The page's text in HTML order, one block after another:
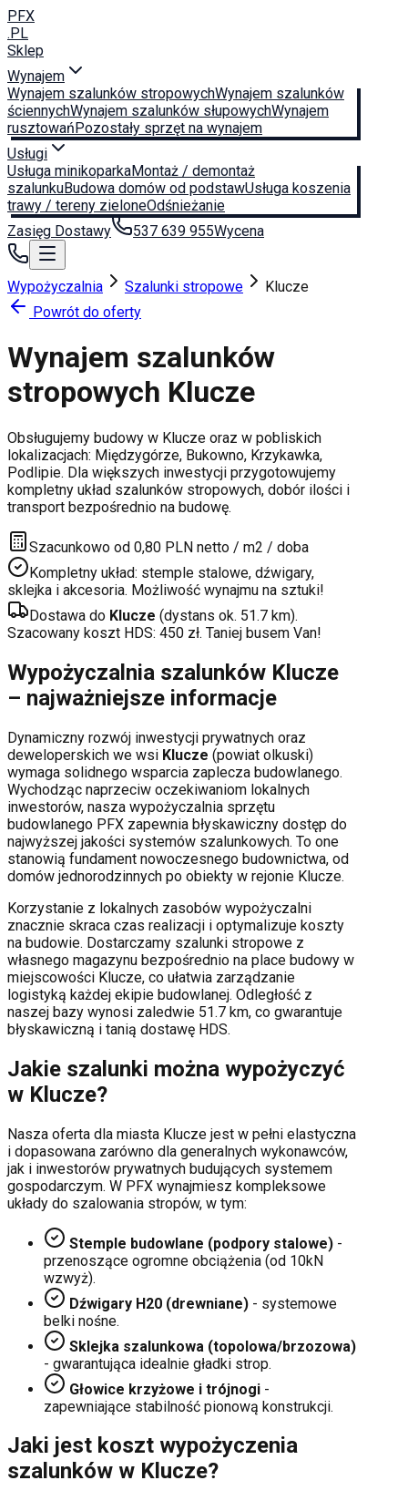
PFX
.PL
Sklep
Wynajem
Wynajem szalunków stropowychWynajem szalunków
ściennychWynajem szalunków słupowychWynajem
rusztowańPozostały sprzęt na wynajem
Usługi
Usługa minikoparkaMontaż / demontaż
szalunkuBudowa domów od podstawUsługa koszenia
trawy / tereny zieloneOdśnieżanie
Zasięg Dostawy
537 639 955Wycena
Wypożyczalnia Szalunki stropowe
Klucze
Powrót do oferty
Wynajem szalunków
stropowych Klucze
Obsługujemy budowy w Klucze oraz w pobliskich
lokalizacjach: Międzygórze, Bukowno, Krzykawka,
Podlipie. Dla większych inwestycji przygotowujemy
kompletny układ szalunków stropowych, dobór ilości i
transport bezpośrednio na budowę.
Szacunkowo od 0,80 PLN netto / m2 / doba
Kompletny układ: stemple stalowe, dźwigary,
sklejka i akcesoria. Możliwość wynajmu na sztuki!
Dostawa do Klucze (dystans ok. 51.7 km).
Szacowany koszt HDS: 450 zł. Taniej busem Van!
Wypożyczalnia szalunków Klucze
– najważniejsze informacje
Dynamiczny rozwój inwestycji prywatnych oraz
deweloperskich we wsi Klucze (powiat olkuski)
wymaga solidnego wsparcia zaplecza budowlanego.
Wychodząc naprzeciw oczekiwaniom lokalnych
inwestorów, nasza wypożyczalnia sprzętu
budowlanego PFX zapewnia błyskawiczny dostęp do
najwyższej jakości systemów szalunkowych. To one
stanowią fundament nowoczesnego budownictwa, od
domów jednorodzinnych po obiekty w rejonie Klucze.
Korzystanie z lokalnych zasobów wypożyczalni
znacznie skraca czas realizacji i optymalizuje koszty
na budowie. Dostarczamy szalunki stropowe z
własnego magazynu bezpośrednio na place budowy w
miejscowości Klucze, co ułatwia zarządzanie
logistyką każdej ekipie budowlanej. Odległość z
naszej bazy wynosi zaledwie 51.7 km, co gwarantuje
błyskawiczną i tanią dostawę HDS.
Jakie szalunki można wypożyczyć
w Klucze?
Nasza oferta dla miasta Klucze jest w pełni elastyczna
i dopasowana zarówno dla generalnych wykonawców,
jak i inwestorów prywatnych budujących systemem
gospodarczym. W PFX wynajmiesz kompleksowe
układy do szalowania stropów, w tym:
Stemple budowlane (podpory stalowe) -
przenoszące ogromne obciążenia (od 10kN
wzwyż).
Dźwigary H20 (drewniane) - systemowe
belki nośne.
Sklejka szalunkowa (topolowa/brzozowa)
- gwarantująca idealnie gładki strop.
Głowice krzyżowe i trójnogi -
zapewniające stabilność pionową konstrukcji.
Jaki jest koszt wypożyczenia
szalunków w Klucze?